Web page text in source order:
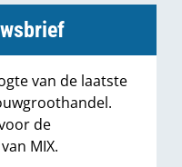
van de laatste
de
MIX.